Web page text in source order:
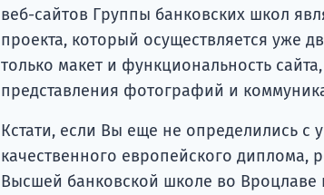
веб-сайтов Группы банковских школ
проекта, который осуществляется уже
только макет и функциональность
представления фотографий и
Кстати, если Вы еще не определились с
качественного европейского диплома,
Высшей банковской школе во Вроцлаве